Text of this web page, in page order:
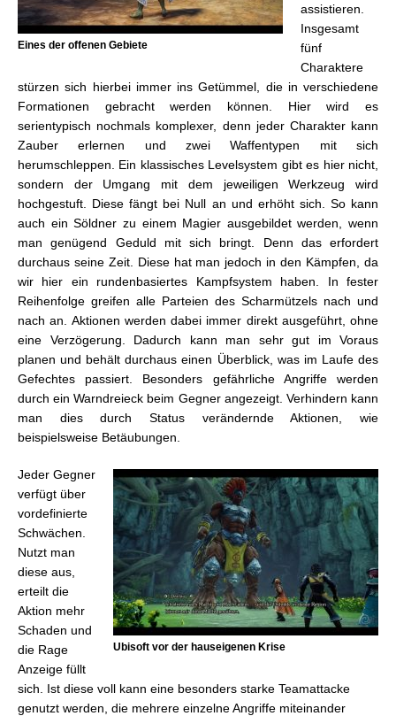
Eines der offenen Gebiete
assistieren.
Insgesamt
fünf
Charaktere
stürzen sich hierbei immer ins Getümmel, die in verschiedene
Formationen gebracht werden können. Hier wird es
serientypisch nochmals komplexer, denn jeder Charakter kann
Zauber erlernen und zwei Waffentypen mit sich
herumschleppen. Ein klassisches Levelsystem gibt es hier nicht,
sondern der Umgang mit dem jeweiligen Werkzeug wird
hochgestuft. Diese fängt bei Null an und erhöht sich. So kann
auch ein Söldner zu einem Magier ausgebildet werden, wenn
man genügend Geduld mit sich bringt. Denn das erfordert
durchaus seine Zeit. Diese hat man jedoch in den Kämpfen, da
wir hier ein rundenbasiertes Kampfsystem haben. In fester
Reihenfolge greifen alle Parteien des Scharmützels nach und
nach an. Aktionen werden dabei immer direkt ausgeführt, ohne
eine Verzögerung. Dadurch kann man sehr gut im Voraus
planen und behält durchaus einen Überblick, was im Laufe des
Gefechtes passiert. Besonders gefährliche Angriffe werden
durch ein Warndreieck beim Gegner angezeigt. Verhindern kann
man dies durch Status verändernde Aktionen, wie
beispielsweise Betäubungen.
Ubisoft vor der hauseigenen Krise
Jeder Gegner
verfügt über
vordefinierte
Schwächen.
Nutzt man
diese aus,
erteilt die
Aktion mehr
Schaden und
die Rage
Anzeige füllt
sich. Ist diese voll kann eine besonders starke Teamattacke
genutzt werden, die mehrere einzelne Angriffe miteinander